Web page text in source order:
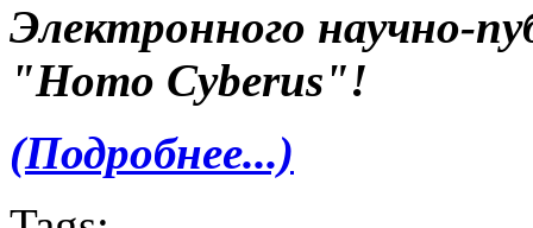
Электронного научно-
"Homo Cyberus"!
(Подробнее...)